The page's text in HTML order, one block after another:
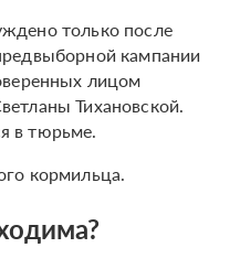
только после
кампании
лицом
Тихановской.
в тюрьме.
кормильца.